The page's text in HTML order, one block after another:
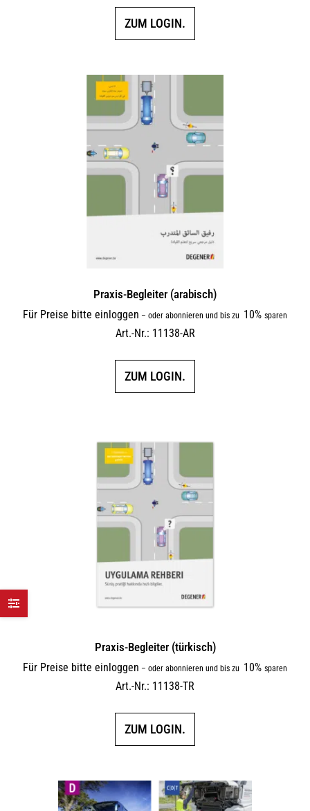
ZUM LOGIN.
Praxis-Begleiter (arabisch)
Für Preise bitte einloggen – oder abonnieren und bis zu 10% sparen
Art.-Nr.: 11138-AR
ZUM LOGIN.
Praxis-Begleiter (türkisch)
Für Preise bitte einloggen – oder abonnieren und bis zu 10% sparen
Art.-Nr.: 11138-TR
ZUM LOGIN.